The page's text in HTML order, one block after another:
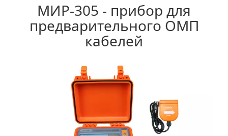
МИР-305 - прибор для
предварительного ОМП
кабелей